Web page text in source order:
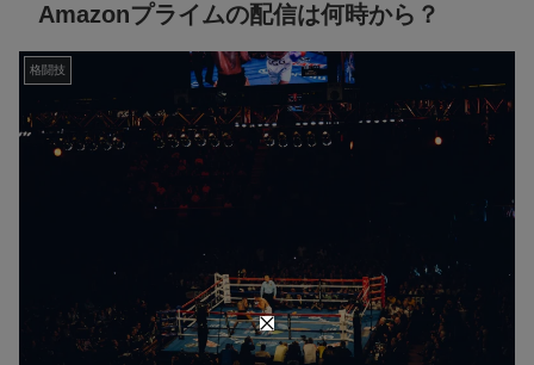
Amazonプライムの配信は何時から？
格闘技